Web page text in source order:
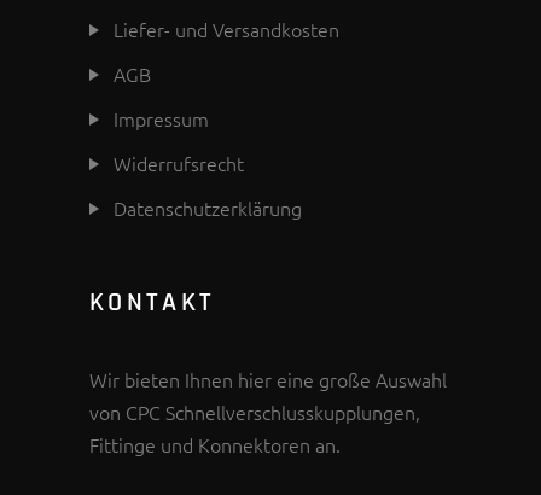
Liefer- und Versandkosten
AGB
Impressum
Widerrufsrecht
Datenschutzerklärung
KONTAKT
Wir bieten Ihnen hier eine große Auswahl
von CPC Schnellverschlusskupplungen,
Fittinge und Konnektoren an.